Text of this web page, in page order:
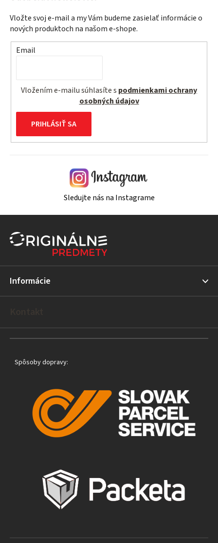
Vložte svoj e-mail a my Vám budeme zasielať informácie o
nových produktoch na našom e-shope.
Email
Vložením e-mailu súhlasíte s podmienkami ochrany
osobných údajov
PRIHLÁSIŤ SA
Sledujte nás na Instagrame
ä
i
Informácie
Spôsoby dopravy: